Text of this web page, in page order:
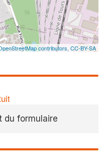
contributors, CC-BY-SA
du formulaire